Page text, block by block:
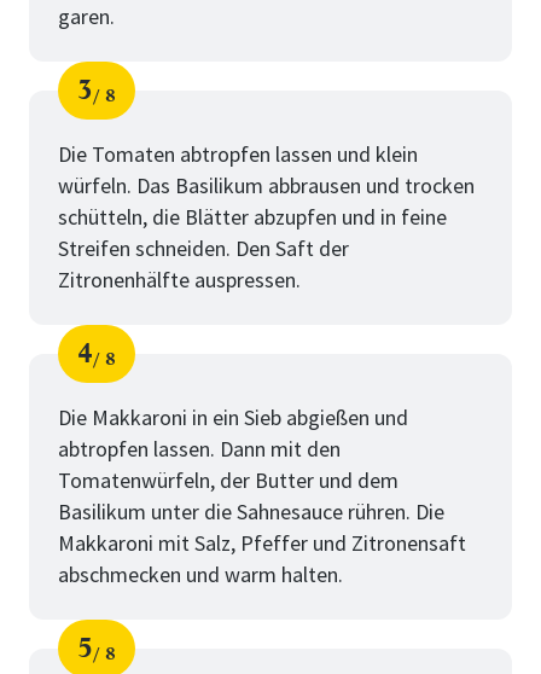
garen.
Schritt
3
von
8
Die Tomaten abtropfen lassen und klein
würfeln. Das Basilikum abbrausen und trocken
schütteln, die Blätter abzupfen und in feine
Streifen schneiden. Den Saft der
Zitronenhälfte auspressen.
Schritt
4
von
8
Die Makkaroni in ein Sieb abgießen und
abtropfen lassen. Dann mit den
Tomatenwürfeln, der Butter und dem
Basilikum unter die Sahnesauce rühren. Die
Makkaroni mit Salz, Pfeffer und Zitronensaft
abschmecken und warm halten.
5 8